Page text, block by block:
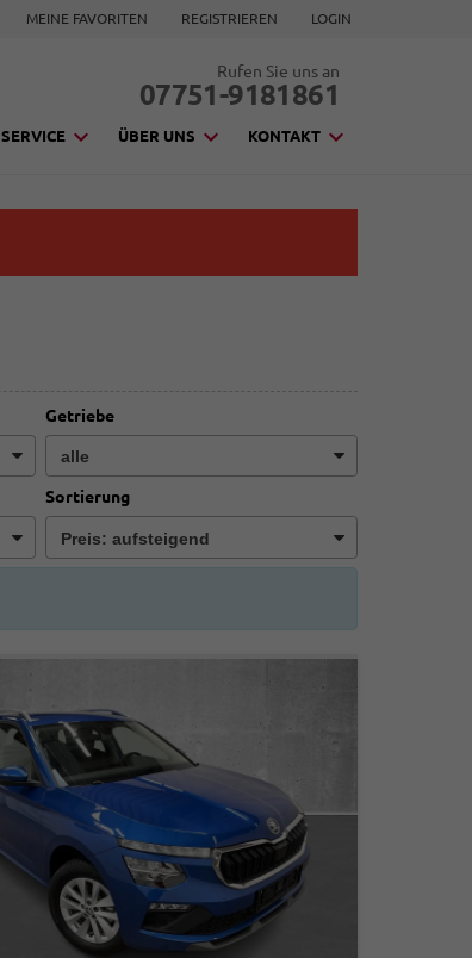
MEINE FAVORITEN REGISTRIEREN LOGIN
Rufen Sie uns an
07751-9181861
SERVICE ÜBER UNS KONTAKT
Getriebe
Sortierung